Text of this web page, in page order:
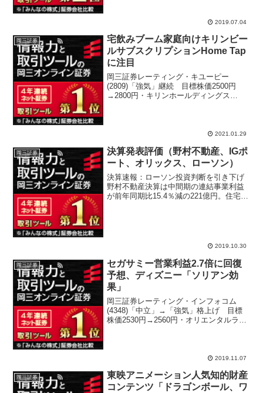
2019.07.04
岡三証券
宅飲みブーム家庭向けキリンビー
ルサブスクリプションHome Tap
に注目
岡三証券レーティング・キユーピー
(2809)「強気」継続 目標株価2500円
→2800円・キリンホールディングス
2021.01.29
岡三証券
決算発表評価（野村不動産、IGポ
ート、オリックス、ローソン）
決算速報：ローソン投資判断を引き下げ
野村不動産決算は中間期の連結事業利益
が前年同期比15.4％減の221億円。住宅分
2019.10.30
岡三証券
セガサミー営業利益2.7倍に回復
予想、ディズニー「ソリアン効
果」
岡三証券レーティング・インフォコム
(4348)「中立」→「強気」格上げ 目標
株価2530円→2560円・オリエンタルラン
2019.11.07
岡三証券
東映アニメーション人気知的財産
コンテンツ「ドラゴンボール、ワ